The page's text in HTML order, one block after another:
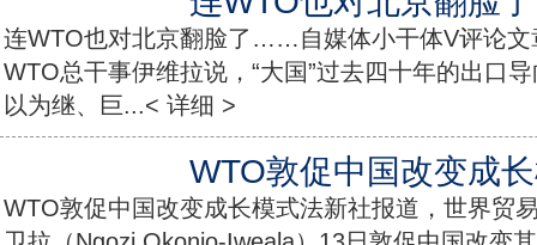
连WTO也对北京翻脸了……自媒体小干体V评论文
WTO总干事伊维拉说，“大国”过去四十年的出口
以为继、巨...< 详细 >
WTO敦促中国改变成
WTO敦促中国改变成长模式法新社报道，世界贸